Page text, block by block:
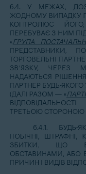
6.4. У МЕЖАХ,
ЖОДНОМУ ВИПАДКУ
КОНТРОЛЮЄ
ПЕРЕБУВАЄ З НИМ
«ГРУПА
ПРЕДСТАВНИКИ,
ТОРГОВЕЛЬНІ
ЗВ’ЯЗКУ,
НАДАЮТЬСЯ
ПАРТНЕР БУДЬ-
(ДАЛІ РАЗОМ — «
ТРЕТЬОЮ СТОРОНОЮ
6.4.1. БУДЬ-
ПОБІЧНІ, ШТРАФНІ,
ЗБИТКИ, ЩО
ОБСТАВИНАМИ, АБО
ПРИЧИН І ВИДІВ